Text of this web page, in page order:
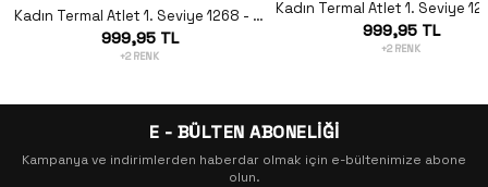
Kadın Termal Atlet 1. Seviye 1268 - Beyaz
999,95 TL
+2 RENK
999,95 TL
+2 RENK
E - BÜLTEN ABONELİĞİ
Kampanya ve indirimlerden haberdar olmak için e-bültenimize abone
olun.